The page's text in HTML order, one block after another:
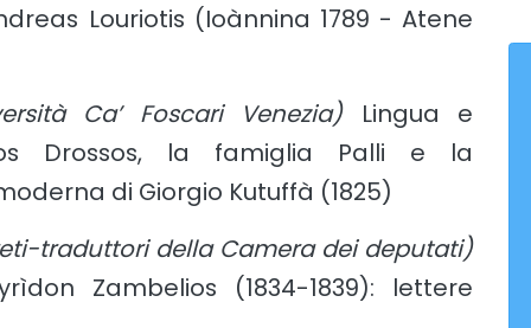
Louriotis (Ioànnina 1789 - Atene
Ca’ Foscari Venezia)Lingua e
Drossos, la famiglia Palli e la
di Giorgio Kutuffà (1825)
traduttori della Camera dei deputati)
Zambelios (1834-1839): lettere